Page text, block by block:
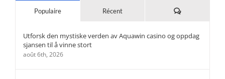
Populaire Récent Commentaires
Utforsk den mystiske verden av Aquawin casino og oppdag
sjansen til å vinne stort
août 6th, 2026